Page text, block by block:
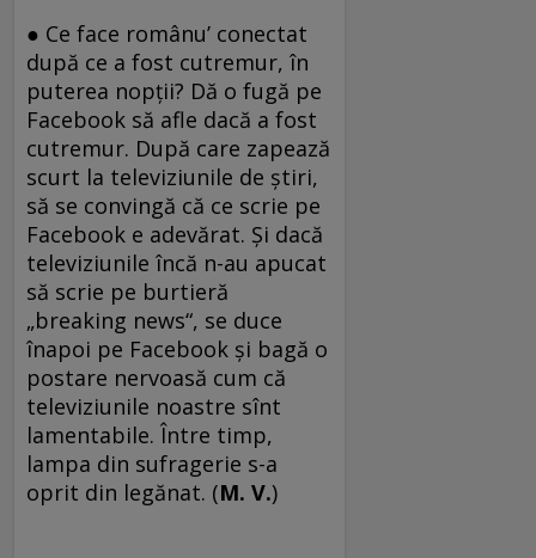
● Ce face românu’ conectat
după ce a fost cutremur, în
puterea nopții? Dă o fugă pe
Facebook să afle dacă a fost
cutremur. După care zapează
scurt la televiziunile de știri,
să se convingă că ce scrie pe
Facebook e adevărat. Și dacă
televiziunile încă n-au apucat
să scrie pe burtieră
„breaking news“, se duce
înapoi pe Facebook și bagă o
postare nervoasă cum că
televiziunile noastre sînt
lamentabile. Între timp,
lampa din sufragerie s-a
oprit din legănat. (M. V.)